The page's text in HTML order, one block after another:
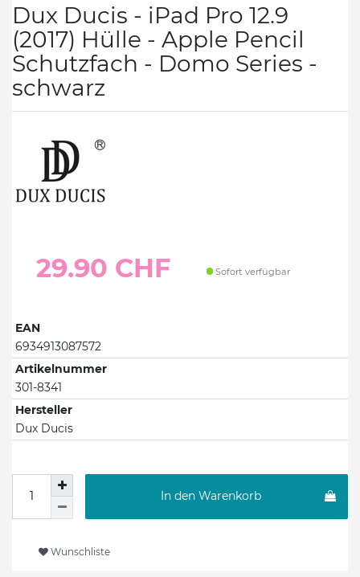
Dux Ducis - iPad Pro 12.9
(2017) Hülle - Apple Pencil
Schutzfach - Domo Series -
schwarz
29.90 CHF Sofort verfügbar
EAN
6934913087572
Artikelnummer
301-8341
Hersteller
Dux Ducis
In den Warenkorb
Wunschliste